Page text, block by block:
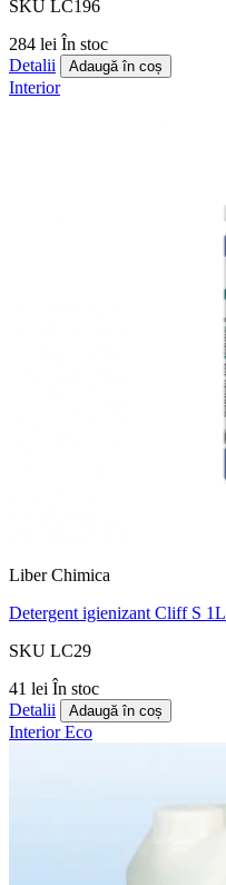
SKU LC196
284 lei În stoc
Detalii
Adaugă în coș
Interior
Liber Chimica
Detergent igienizant Cliff S 1L
SKU LC29
41 lei În stoc
Detalii
Adaugă în coș
Interior Eco